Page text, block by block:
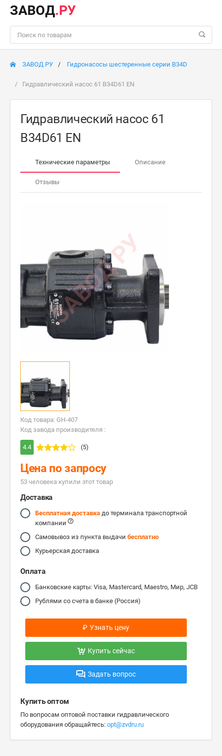
ЗАВОД.РУ
ЗАВОД РУ Гидронасосы шестеренные серии B34D
Гидравлический насос 61 B34D61 EN
Гидравлический насос 61
B34D61 EN
Технические параметры Описание
Отзывы
Код товара: GH-407
Код завода производителя :
4.4 (5)
Цена по запросу
53 человекa купили этот товар
Доставка
Бесплатная доставка до терминала транспортной
компании
Самовывоз из пункта выдачи бесплатно
Курьерская доставка
Оплата
Банковские карты: Visa, Mastercard, Maestro, Мир, JCB
Рублями со счета в банке (Россия)
₽ Узнать цену
Купить сейчас
Задать вопрос
Купить оптом
По вопросам оптовой поставки гидравлического
оборудования обращайтесь: opt@zvdru.ru